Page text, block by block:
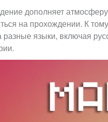
дополняет
на прохождении. К
языки, включая